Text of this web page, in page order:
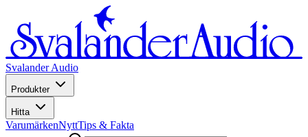
Svalander Audio
Produkter
Hitta
VarumärkenNyttTips & Fakta